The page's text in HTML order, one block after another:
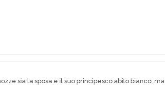
sia la sposa e il suo principesco abito bianco, ma